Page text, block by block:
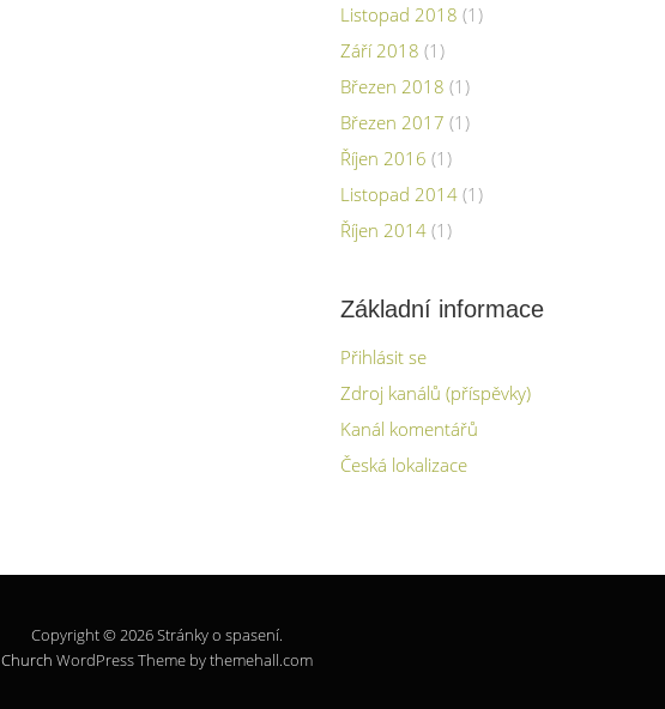
Listopad 2018 (1)
Září 2018 (1)
Březen 2018 (1)
Březen 2017 (1)
Říjen 2016 (1)
Listopad 2014 (1)
Říjen 2014 (1)
Základní informace
Přihlásit se
Zdroj kanálů (příspěvky)
Kanál komentářů
Česká lokalizace
Copyright © 2026 Stránky o spasení.
Church WordPress Theme by themehall.com